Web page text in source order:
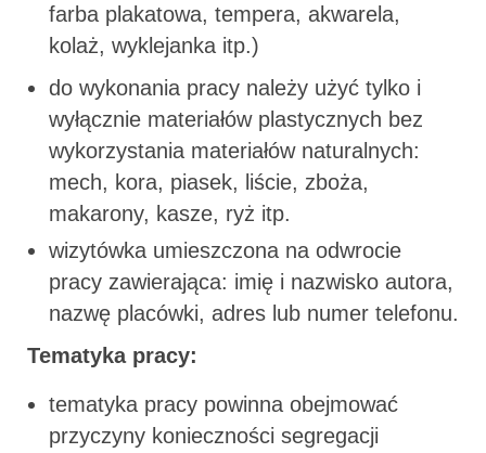
farba plakatowa, tempera, akwarela,
kolaż, wyklejanka itp.)
do wykonania pracy należy użyć tylko i
wyłącznie materiałów plastycznych bez
wykorzystania materiałów naturalnych:
mech, kora, piasek, liście, zboża,
makarony, kasze, ryż itp.
wizytówka umieszczona na odwrocie
pracy zawierająca: imię i nazwisko autora,
nazwę placówki, adres lub numer telefonu.
Tematyka pracy:
tematyka pracy powinna obejmować
przyczyny konieczności segregacji